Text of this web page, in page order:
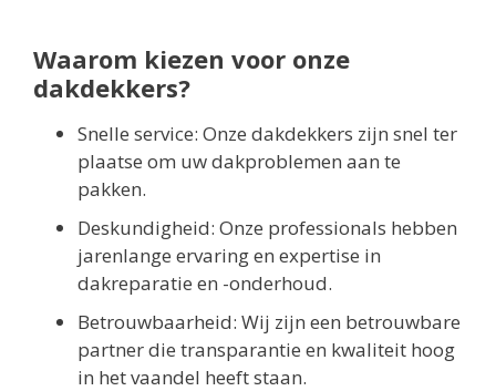
Waarom kiezen voor onze
dakdekkers?
Snelle service: Onze dakdekkers zijn snel ter
plaatse om uw dakproblemen aan te
pakken.
Deskundigheid: Onze professionals hebben
jarenlange ervaring en expertise in
dakreparatie en -onderhoud.
Betrouwbaarheid: Wij zijn een betrouwbare
partner die transparantie en kwaliteit hoog
in het vaandel heeft staan.